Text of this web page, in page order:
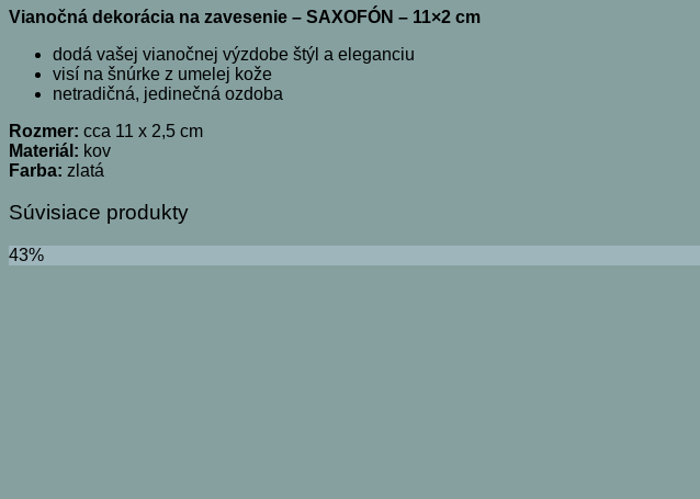
Vianočná dekorácia na zavesenie – SAXOFÓN – 11×2 cm
dodá vašej vianočnej výzdobe štýl a eleganciu
visí na šnúrke z umelej kože
netradičná, jedinečná ozdoba
Rozmer: cca 11 x 2,5 cm
Materiál: kov
Farba: zlatá
Súvisiace produkty
43%